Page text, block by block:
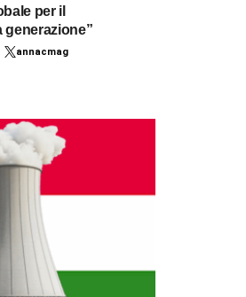
per il
generazione”
annacmag